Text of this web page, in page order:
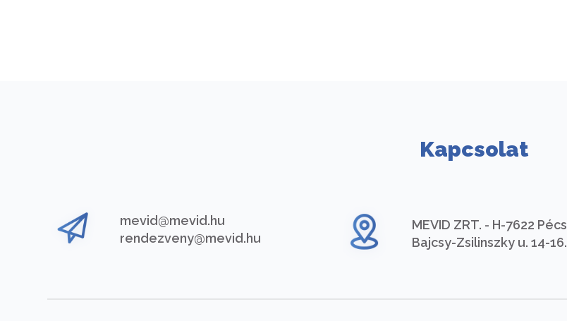
Kapcsolat
mevid@mevid.hu
rendezveny@mevid.hu
MEVID ZRT. - H-7622 Pécs
Bajcsy-Zsilinszky u. 14-16.